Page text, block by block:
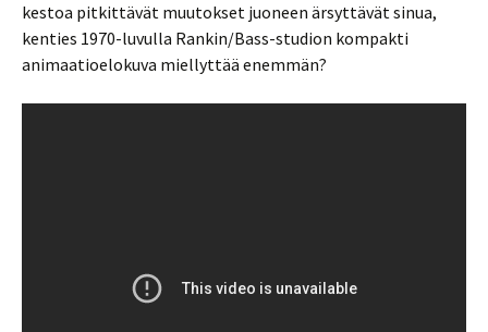
kestoa pitkittävät muutokset juoneen ärsyttävät sinua,
kenties 1970-luvulla Rankin/Bass-studion kompakti
animaatioelokuva miellyttää enemmän?